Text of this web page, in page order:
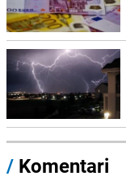
/ Komentari